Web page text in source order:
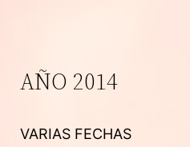
AÑO 2014
VARIAS FECHAS